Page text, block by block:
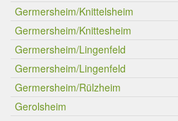
Germersheim/Knittelsheim
Germersheim/Knittesheim
Germersheim/Lingenfeld
Germersheim/Lingenfeld
Germersheim/Rülzheim
Gerolsheim